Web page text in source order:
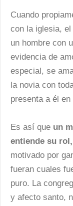
Cuando
con la iglesia,
un hombre con
evidencia de
especial, se
la novia con
presenta a él
Es así que un
entiende su
motivado por
fueran cuales
puro. La
y afecto santo,